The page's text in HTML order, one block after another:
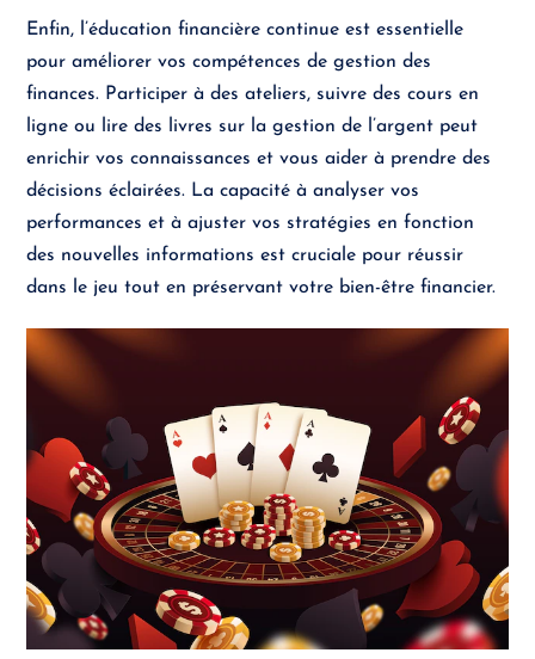
Enfin, l’éducation financière continue est essentielle
pour améliorer vos compétences de gestion des
finances. Participer à des ateliers, suivre des cours en
ligne ou lire des livres sur la gestion de l’argent peut
enrichir vos connaissances et vous aider à prendre des
décisions éclairées. La capacité à analyser vos
performances et à ajuster vos stratégies en fonction
des nouvelles informations est cruciale pour réussir
dans le jeu tout en préservant votre bien-être financier.